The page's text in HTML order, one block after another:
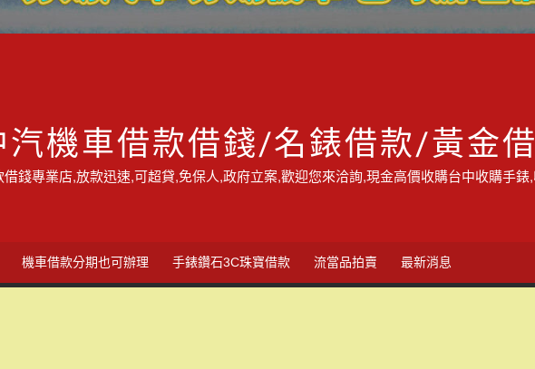
機車借款借錢/名錶借款/黃金
錢專業店,放款迅速,可超貸,免保人,政府立案,歡迎您來洽詢,現金高價收購台中收購手
機車借款分期也可辦理 手錶鑽石3C珠寶借款 流當品拍賣 最新消息